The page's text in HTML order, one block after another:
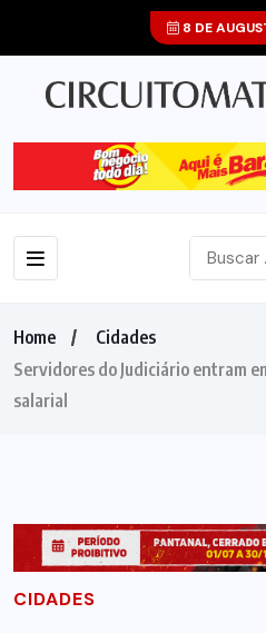
8 DE
Home
Cidades
Servidores do Judiciário entram
salarial
CIDADES